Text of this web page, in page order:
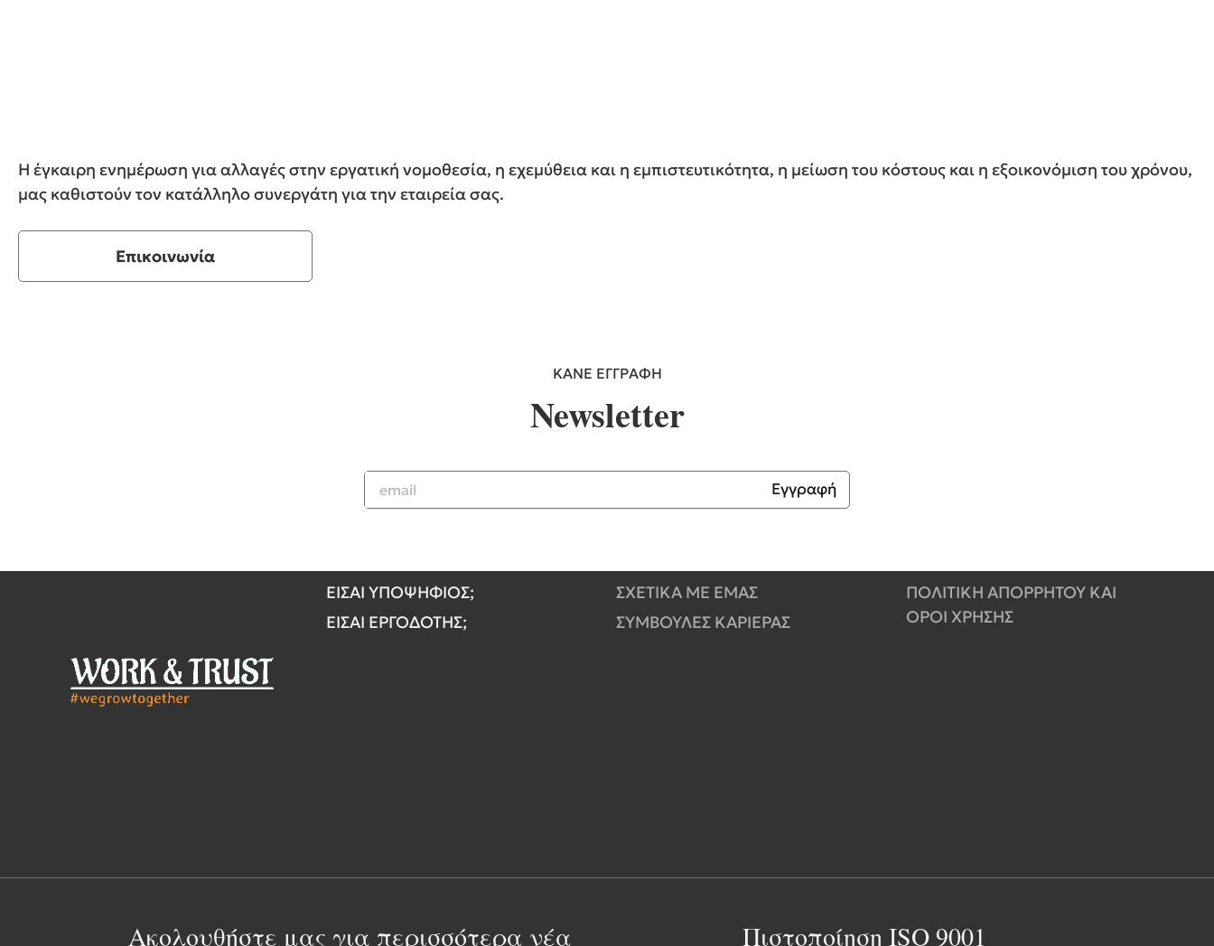
Η έγκαιρη ενημέρωση για αλλαγές στην εργατική νομοθεσία, η εχεμύθεια και η εμπιστευτικότητα, η μείωση του κόστους και η εξοικονόμιση του χρόνου,
μας καθιστούν τον κατάλληλο συνεργάτη για την εταιρεία σας.
Επικοινωνία
ΚΑΝΕ ΕΓΓΡΑΦΗ
Newsletter
Εγγραφή
ΕΙΣΑΙ ΥΠΟΨΗΦΙΟΣ;
ΕΙΣΑΙ ΕΡΓΟΔΟΤΗΣ;
ΣΧΕΤΙΚΑ ΜΕ ΕΜΑΣ
ΣΥΜΒΟΥΛΕΣ ΚΑΡΙΕΡΑΣ
ΠΟΛΙΤΙΚΗ ΑΠΟΡΡΗΤΟΥ ΚΑΙ
ΟΡΟΙ ΧΡΗΣΗΣ
Ακολουθήστε μας για περισσότερα νέα Πιστοποίηση ISO 9001